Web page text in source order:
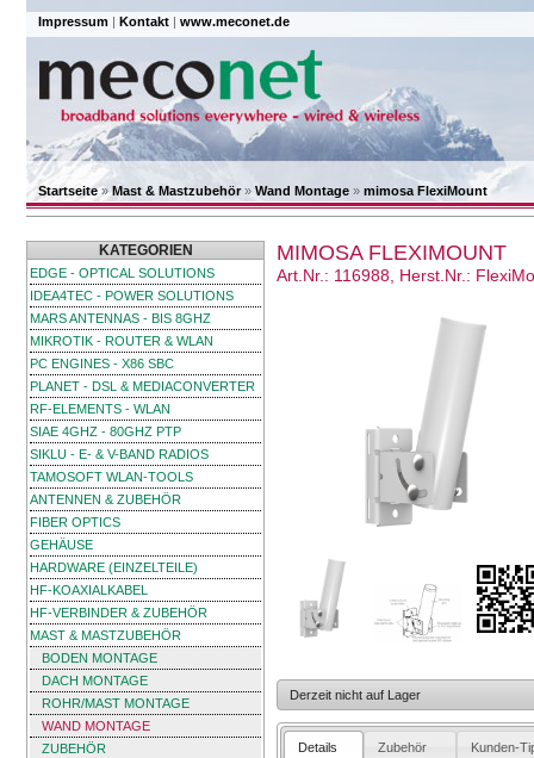
Impressum | Kontakt | www.meconet.de
Startseite»Mast & Mastzubehör» Wand Montage » mimosa FlexiMount
KATEGORIEN
EDGE - OPTICAL SOLUTIONS
IDEA4TEC - POWER SOLUTIONS
MARS ANTENNAS - BIS 8GHZ
MIKROTIK - ROUTER & WLAN
PC ENGINES - X86 SBC
PLANET - DSL & MEDIACONVERTER
RF-ELEMENTS - WLAN
SIAE 4GHZ - 80GHZ PTP
SIKLU - E- & V-BAND RADIOS
TAMOSOFT WLAN-TOOLS
ANTENNEN & ZUBEHÖR
FIBER OPTICS
GEHÄUSE
HARDWARE (EINZELTEILE)
HF-KOAXIALKABEL
HF-VERBINDER & ZUBEHÖR
MAST & MASTZUBEHÖR
BODEN MONTAGE
DACH MONTAGE
ROHR/MAST MONTAGE
WAND MONTAGE
ZUBEHÖR
MIMOSA FLEXIMOUNT
Art.Nr.: 116988, Herst.Nr.:
Derzeit nicht auf Lager
Details Zubehör Kunden-